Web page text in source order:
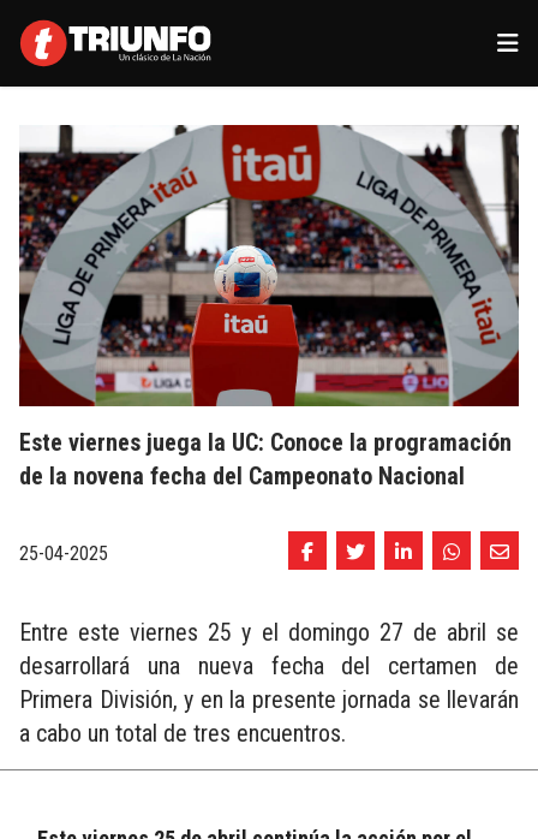
Este viernes juega la UC: Conoce la programación
de la novena fecha del Campeonato Nacional
25-04-2025
Entre este viernes 25 y el domingo 27 de abril se
desarrollará una nueva fecha del certamen de
Primera División, y en la presente jornada se llevarán
a cabo un total de tres encuentros.